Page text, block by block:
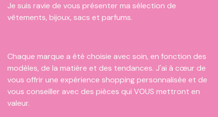
Je suis ravie de vous présenter ma sélection de
vêtements, bijoux, sacs et parfums.
Chaque marque a été choisie avec soin, en fonction des
modèles, de la matière et des tendances. J'ai à cœur de
vous offrir une expérience shopping personnalisée et de
vous conseiller avec des pièces qui VOUS mettront en
valeur.